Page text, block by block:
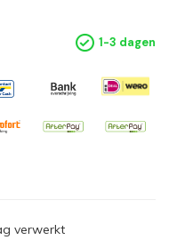
1-3 dagen
verwerkt